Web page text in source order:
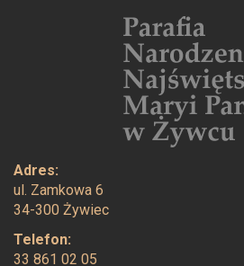
Adres:
ul. Zamkowa 6
34-300 Żywiec
Telefon:
33 861 02 05